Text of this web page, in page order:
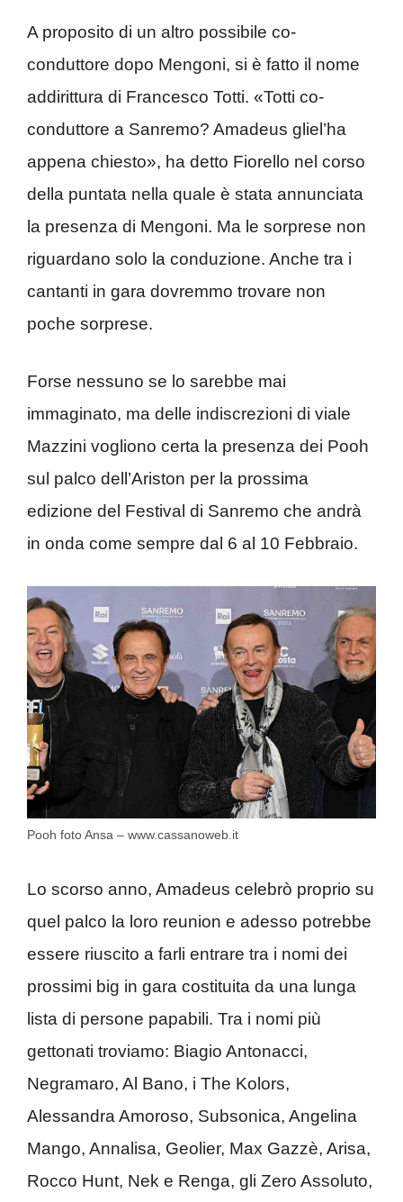
A proposito di un altro possibile co-
conduttore dopo Mengoni, si è fatto il nome
addirittura di Francesco Totti. «Totti co-
conduttore a Sanremo? Amadeus gliel’ha
appena chiesto», ha detto Fiorello nel corso
della puntata nella quale è stata annunciata
la presenza di Mengoni. Ma le sorprese non
riguardano solo la conduzione. Anche tra i
cantanti in gara dovremmo trovare non
poche sorprese.
Forse nessuno se lo sarebbe mai
immaginato, ma delle indiscrezioni di viale
Mazzini vogliono certa la presenza dei Pooh
sul palco dell’Ariston per la prossima
edizione del Festival di Sanremo che andrà
in onda come sempre dal 6 al 10 Febbraio.
Pooh foto Ansa – www.cassanoweb.it
Lo scorso anno, Amadeus celebrò proprio su
quel palco la loro reunion e adesso potrebbe
essere riuscito a farli entrare tra i nomi dei
prossimi big in gara costituita da una lunga
lista di persone papabili. Tra i nomi più
gettonati troviamo: Biagio Antonacci,
Negramaro, Al Bano, i The Kolors,
Alessandra Amoroso, Subsonica, Angelina
Mango, Annalisa, Geolier, Max Gazzè, Arisa,
Rocco Hunt, Nek e Renga, gli Zero Assoluto,